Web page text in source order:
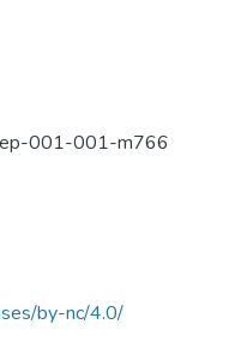
001-001-m766
by-nc/4.0/